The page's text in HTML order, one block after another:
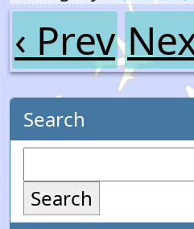
‹ Prev
Search
Search